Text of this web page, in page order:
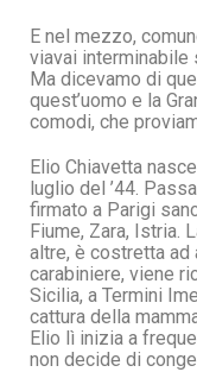
E nel mezzo,
viavai interminabile
Ma dicevamo di
quest’uomo e la
comodi, che
Elio Chiavetta
luglio del ’44.
firmato a Parigi
Fiume, Zara, Istria.
altre, è costretta ad
carabiniere, viene
Sicilia, a Termini
cattura della
Elio lì inizia a
non decide di